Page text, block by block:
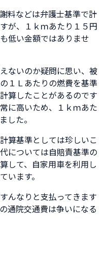
料などは弁護士基準で計
が、１ｋｍあたり１５円
低い金額ではありませ
ないのか疑問に思い、被
１Ｌあたりの燃費を基準
算したことがあるのです
に高いため、１ｋｍあた
した。
算基準としては珍しいこ
については自賠責基準の
して、自家用車を利用し
います。
んなりと支払ってきます
通院交通費は争いになる